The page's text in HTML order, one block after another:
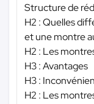
Structure de
H2 : Quelles
et une montre
H2 : Les
H3 : Avantages
H3 :
H2 : Les